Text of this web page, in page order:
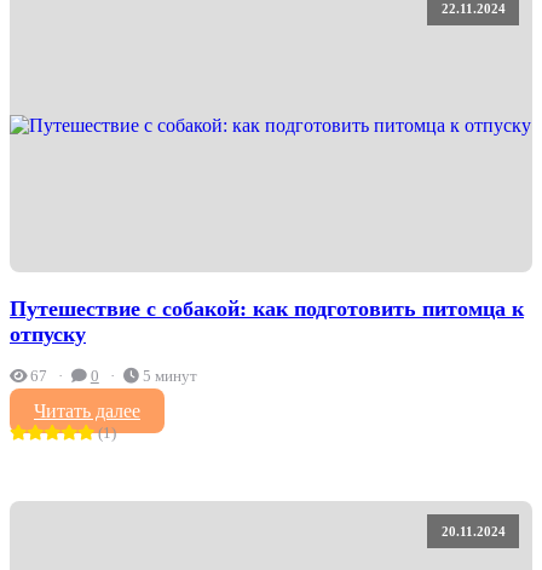
22.11.2024
Путешествие с собакой: как подготовить питомца к
отпуску
67 0 5 минут
Читать далее
(1)
20.11.2024